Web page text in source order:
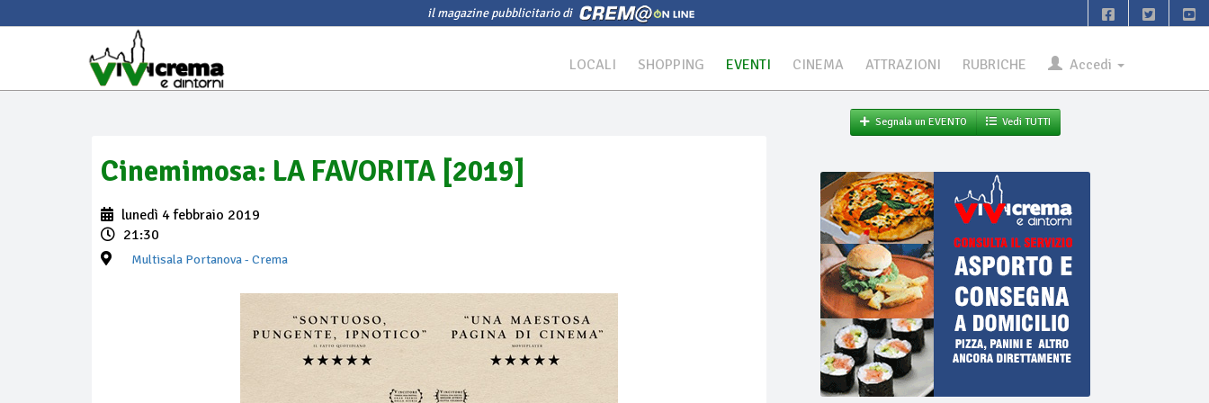
il magazine pubblicitario di
LOCALI SHOPPING EVENTI CINEMA ATTRAZIONI RUBRICHE Accedi
Cinemimosa: LA FAVORITA [2019]
lunedì 4 febbraio 2019
21:30
Multisala Portanova- Crema
Segnala un EVENTO Vedi TUTTI